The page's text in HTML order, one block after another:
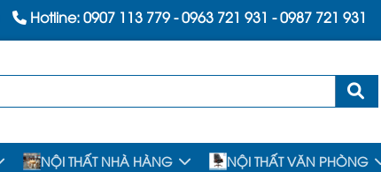
Hotline:0907 113 779-0963 721 931 -0987 721 931
NỘI THẤT NHÀ HÀNG NỘI THẤT VĂN PHÒNG